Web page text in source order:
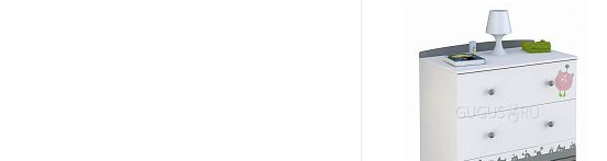
В корзину
Купить в 1 клик
К сравнению
В избранное
По запросу